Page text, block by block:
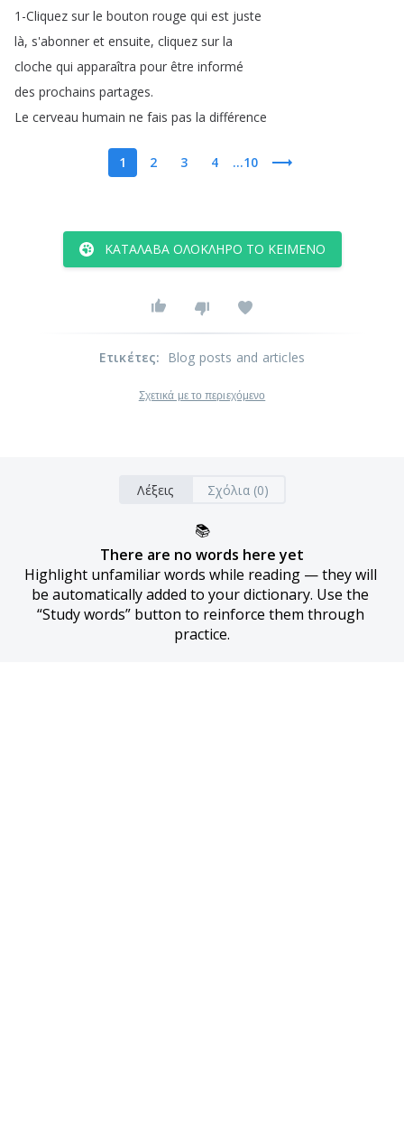
1-Cliquez sur le bouton rouge qui est juste
là, s'abonner et ensuite, cliquez sur la
cloche qui apparaîtra pour être informé
des prochains partages.
Le cerveau humain ne fais pas la différence
1 2 3 4 ...10
ΚΑΤΆΛΑΒΑ ΟΛΌΚΛΗΡΟ ΤΟ ΚΕΊΜΕΝΟ
Ετικέτες: Blog posts and articles
Σχετικά με το περιεχόμενο
Λέξεις Σχόλια (0)
📚
There are no words here yet
Highlight unfamiliar words while reading — they will
be automatically added to your dictionary. Use the
“Study words” button to reinforce them through
practice.